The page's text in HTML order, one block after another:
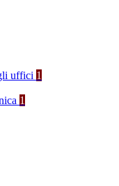
uffici 1
1